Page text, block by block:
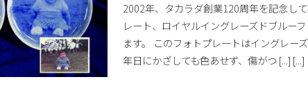
2002年、タカラダ創業120周年を記念し
レート、ロイヤルイングレーズドブルー
ます。 このフォトプレートはイングレー
年日にかざしても色あせず、傷がつ [...] [...]